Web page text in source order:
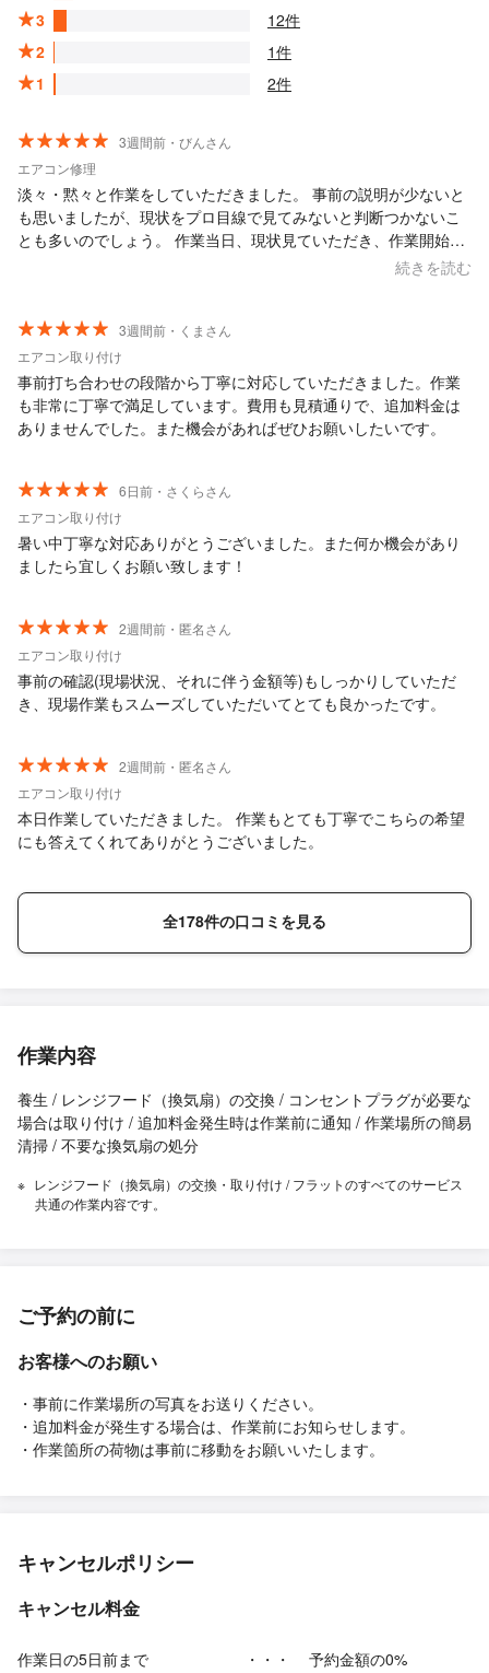
3
12件
2
1件
1
2件
3週間前・びんさん
エアコン修理
淡々・黙々と作業をしていただきました。 事前の説明が少ないと
も思いましたが、現状をプロ目線で見てみないと判断つかないこ
とも多いのでしょう。 作業当日、現状見ていただき、作業開始、
作業終わって内容報告（今回はエアコンのガスの配管接続部分を
したいです。
続きを読む
3週間前・くまさん
エアコン取り付け
​事前打ち合わせの段階から丁寧に対応していただきました。作業
も非常に丁寧で満足しています。費用も見積通りで、追加料金は
ありませんでした。また機会があればぜひお願いしたいです。
6日前・さくらさん
エアコン取り付け
暑い中丁寧な対応ありがとうございました。また何か機会があり
ましたら宜しくお願い致します！
2週間前・匿名さん
エアコン取り付け
事前の確認(現場状況、それに伴う金額等)もしっかりしていただ
き、現場作業もスムーズしていただいてとても良かったです。
2週間前・匿名さん
エアコン取り付け
本日作業していただきました。 作業もとても丁寧でこちらの希望
にも答えてくれてありがとうございました。
全178件の口コミを見る
作業内容
養生 / レンジフード（換気扇）の交換 / コンセントプラグが必要な
場合は取り付け / 追加料金発生時は作業前に通知 / 作業場所の簡易
清掃 / 不要な換気扇の処分
レンジフード（換気扇）の交換・取り付け / フラットのすべてのサービス
共通の作業内容です。
ご予約の前に
お客様へのお願い
・事前に作業場所の写真をお送りください。
・追加料金が発生する場合は、作業前にお知らせします。
・作業箇所の荷物は事前に移動をお願いいたします。
キャンセルポリシー
キャンセル料金
作業日の5日前まで ・・・ 予約金額の0%